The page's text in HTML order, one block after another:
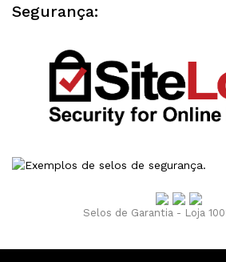
Segurança:
Selos de Garantia - Loja